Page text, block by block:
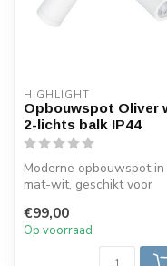
HIGHLIGHT
Opbouwspot Oliver
2-lichts balk IP44
Moderne opbouwspot
mat-wit, geschikt voor
IP44. De...
€99,00
Op voorraad